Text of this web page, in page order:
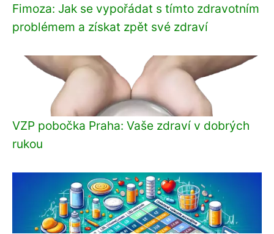
Fimoza: Jak se vypořádat s tímto zdravotním
problémem a získat zpět své zdraví
VZP pobočka Praha: Vaše zdraví v dobrých
rukou